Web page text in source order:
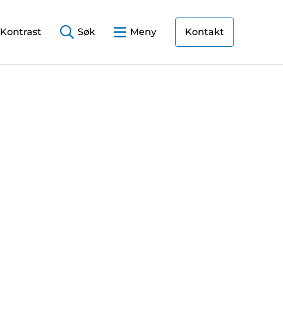
Kontrast Søk Meny Kontakt